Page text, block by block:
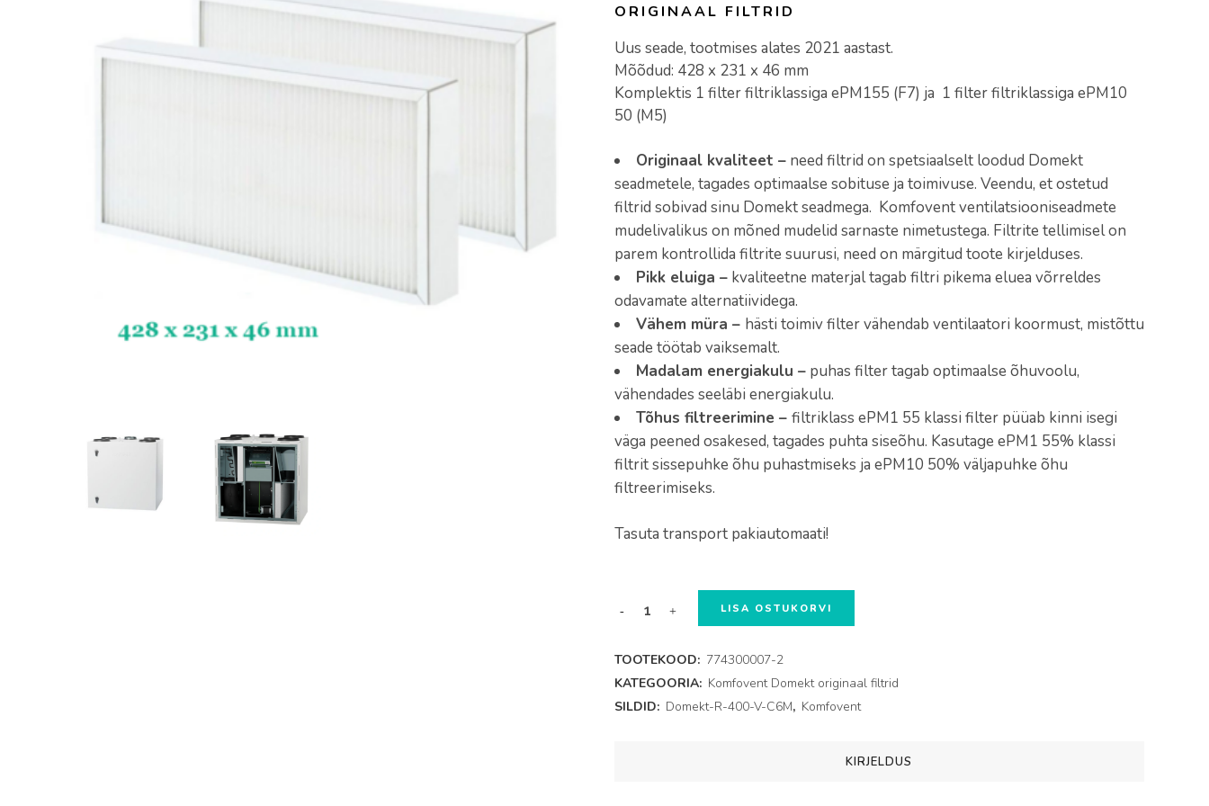
ORIGINAAL FILTRID
Uus seade, tootmises alates 2021 aastast.
Mõõdud: 428 x 231 x 46 mm
Komplektis 1 filter filtriklassiga ePM155 (F7) ja 1 filter filtriklassiga ePM10
50 (M5)
Originaal kvaliteet –need filtrid on spetsiaalselt loodud Domekt
seadmetele, tagades optimaalse sobituse ja toimivuse. Veendu, et ostetud
filtrid sobivad sinu Domekt seadmega. Komfovent ventilatsiooniseadmete
mudelivalikus on mõned mudelid sarnaste nimetustega. Filtrite tellimisel on
parem kontrollida filtrite suurusi, need on märgitud toote kirjelduses.
Pikk eluiga –kvaliteetne materjal tagab filtri pikema eluea võrreldes
odavamate alternatiividega.
Vähem müra – hästi toimiv filter vähendab ventilaatori koormust, mistõttu
seade töötab vaiksemalt.
Madalam energiakulu –puhas filter tagab optimaalse õhuvoolu,
vähendades seeläbi energiakulu.
Tõhus filtreerimine – filtriklass ePM1 55 klassi filter püüab kinni isegi
väga peened osakesed, tagades puhta siseõhu. Kasutage ePM1 55% klassi
filtrit sissepuhke õhu puhastmiseks ja ePM10 50% väljapuhke õhu
filtreerimiseks.
Tasuta transport pakiautomaati!
Domekt-
400-
V-
LISA OSTUKORVI
TOOTEKOOD: 774300007-2
KATEGOORIA: Komfovent Domekt originaal filtrid
SILDID: Domekt-R-400-V-C6M, Komfovent
KIRJELDUS